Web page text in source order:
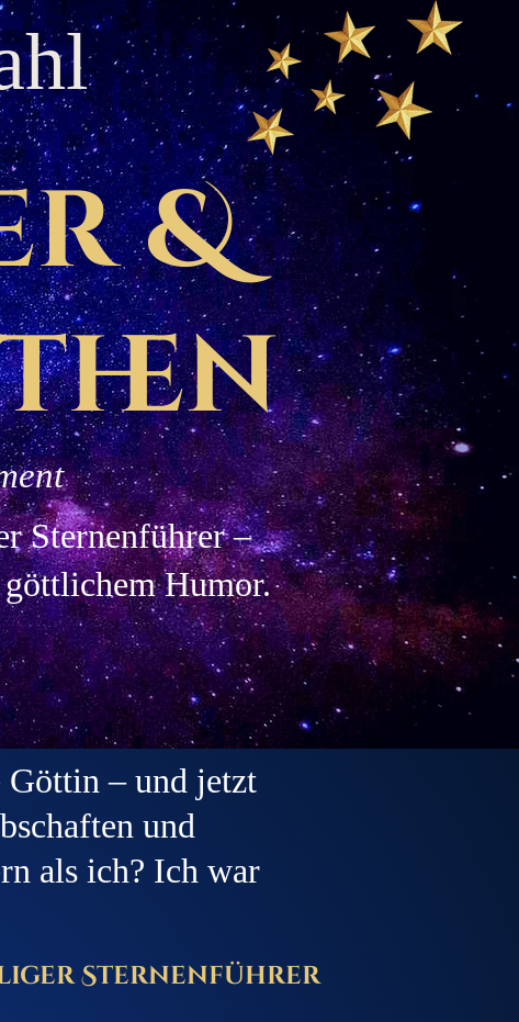
&
Sternenführer –
Humor.
– und jetzt
und
als ich? Ich war
Sternenführer